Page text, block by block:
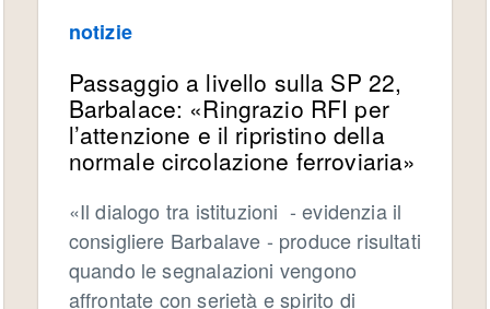
notizie
Passaggio a livello sulla SP 22,
Barbalace: «Ringrazio RFI per
l’attenzione e il ripristino della
normale circolazione ferroviaria»
«Il dialogo tra istituzioni - evidenzia il
consigliere Barbalave - produce risultati
quando le segnalazioni vengono
affrontate con serietà e spirito di